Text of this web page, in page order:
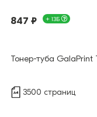
847 ₽ + 13Б
Тонер-туба
3500 страниц